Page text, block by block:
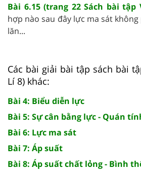
Bài 6.15 (trang 22 Sách bài tập
hợp nào sau đây lực ma sát
lăn...
Các bài giải bài tập sách bài
Lí 8) khác:
Bài 4: Biểu diễn lực
Bài 5: Sự cân bằng lực - Quán
Bài 6: Lực ma sát
Bài 7: Áp suất
Bài 8: Áp suất chất lỏng - Bình